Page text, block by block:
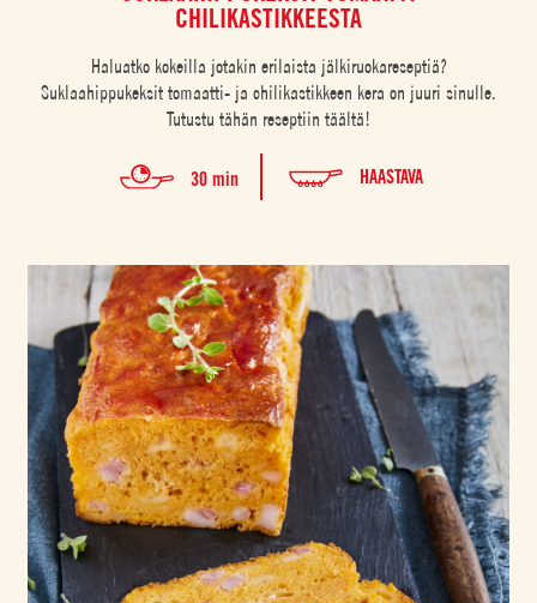
CHILIKASTIKKEESTA
Haluatko kokeilla jotakin erilaista jälkiruokareseptiä?
Suklaahippukeksit tomaatti- ja chilikastikkeen kera on juuri sinulle.
Tutustu tähän reseptiin täältä!
30 min HAASTAVA